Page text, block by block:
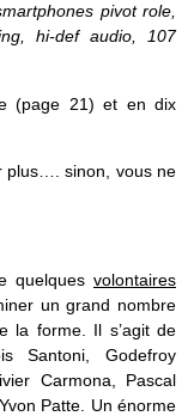
pivot role,
hi-def audio, 107
(page 21) et en dix
plus…. sinon, vous ne
quelques volontaires
un grand nombre
la forme. Il s’agit de
Santoni, Godefroy
Carmona, Pascal
Patte. Un énorme